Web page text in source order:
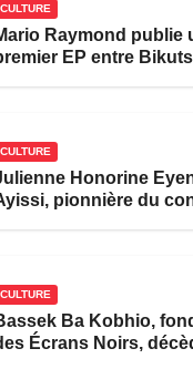
CULTURE
Raymond publie
EP entre
CULTURE
Honorine
pionnière du
CULTURE
Ba Kobhio,
Écrans Noirs,